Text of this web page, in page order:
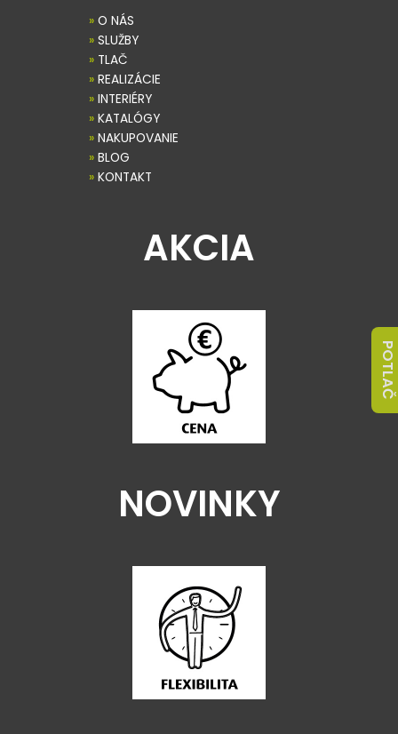
» O NÁS
» SLUŽBY
» TLAČ
» REALIZÁCIE
» INTERIÉRY
» KATALÓGY
» NAKUPOVANIE
» BLOG
» KONTAKT
AKCIA
NOVINKY
POTLAČ